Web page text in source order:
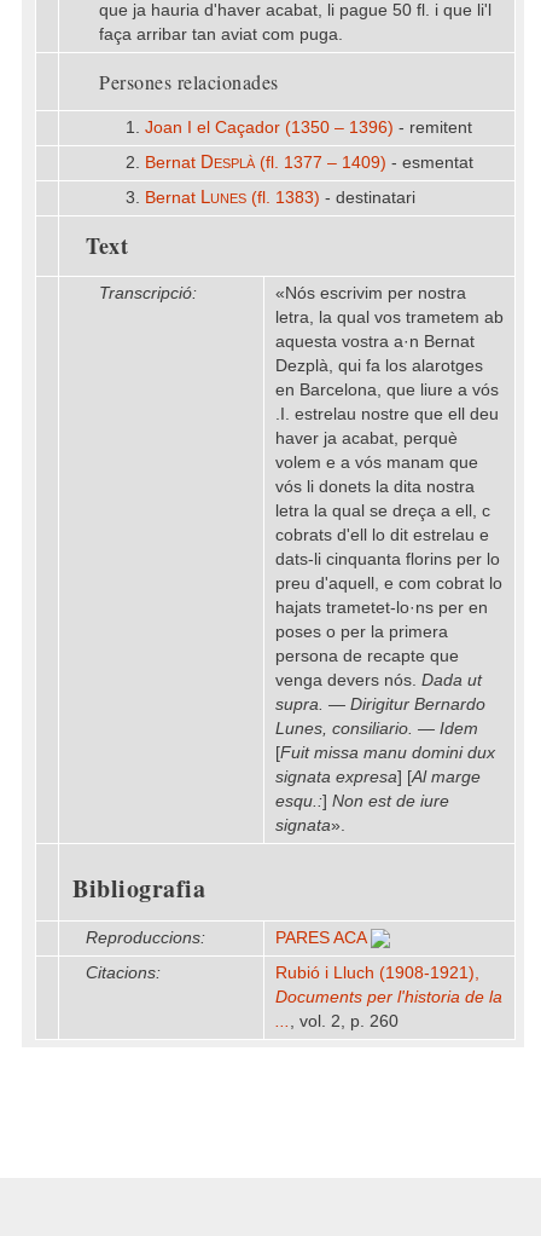
que ja hauria d'haver acabat, li pague 50 fl. i que li'l
faça arribar tan aviat com puga.
Persones relacionades
1. Joan I el Caçador (1350 – 1396) - remitent
2. Bernat Desplà(fl. 1377 – 1409) - esmentat
3. Bernat Lunes (fl. 1383) - destinatari
Text
Transcripció:
«Nós escrivim per nostra
letra, la qual vos trametem ab
aquesta vostra a·n Bernat
Dezplà, qui fa los alarotges
en Barcelona, que liure a vós
.I. estrelau nostre que ell deu
haver ja acabat, perquè
volem e a vós manam que
vós li donets la dita nostra
letra la qual se dreça a ell, c
cobrats d'ell lo dit estrelau e
dats-li cinquanta florins per lo
preu d'aquell, e com cobrat lo
hajats trametet-lo·ns per en
poses o per la primera
persona de recapte que
venga devers nós. Dada ut
supra. — Dirigitur Bernardo
Lunes, consiliario. — Idem
[Fuit missa manu domini dux
signata expresa] [Al marge
esqu.:] Non est de iure
signata».
Bibliografia
Reproduccions:
PARES ACA
Citacions:
Rubió i Lluch (1908-1921),
Documents per l'historia de la
... , vol. 2, p. 260